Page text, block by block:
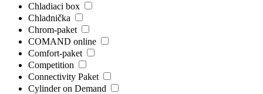
Chladiaci box
Chladnička
Chrom-paket
COMAND online
Comfort-paket
Competition
Connectivity Paket
Cylinder on Demand